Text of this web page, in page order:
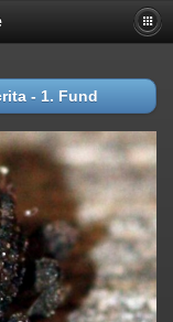
- 1. Fund